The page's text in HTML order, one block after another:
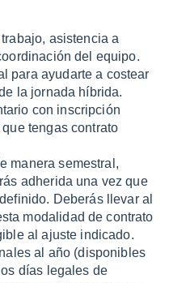
asistencia a
del equipo.
para ayudarte a costear
la jornada híbrida.
con inscripción
tengas contrato
manera semestral,
adherida una vez que
Deberás llevar al
modalidad de contrato
al ajuste indicado.
al año (disponibles
días legales de